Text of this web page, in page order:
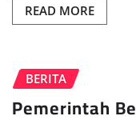
READ MORE
BERITA
Pemerintah